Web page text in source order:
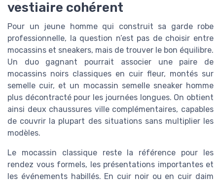
vestiaire cohérent
Pour un jeune homme qui construit sa garde robe
professionnelle, la question n’est pas de choisir entre
mocassins et sneakers, mais de trouver le bon équilibre.
Un duo gagnant pourrait associer une paire de
mocassins noirs classiques en cuir fleur, montés sur
semelle cuir, et un mocassin semelle sneaker homme
plus décontracté pour les journées longues. On obtient
ainsi deux chaussures ville complémentaires, capables
de couvrir la plupart des situations sans multiplier les
modèles.
Le mocassin classique reste la référence pour les
rendez vous formels, les présentations importantes et
les événements habillés. En cuir noir ou en cuir daim